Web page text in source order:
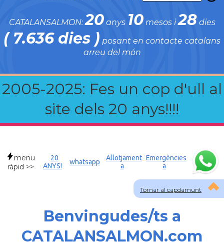
CATALANSALMON:20anys 10mesos i28 dies
( 7.636 dies ) posant en contacte catalans
arreu del món
2005-2025: Fes un cop d'ull al
site dels 20 anys!!!!
Tornar al capdamunt
menu
ràpid >>
20
ANYS!
whatsapp
Allotjament
a
Emergències
a
Benvingudes/ts a
CATALANSALMON.com